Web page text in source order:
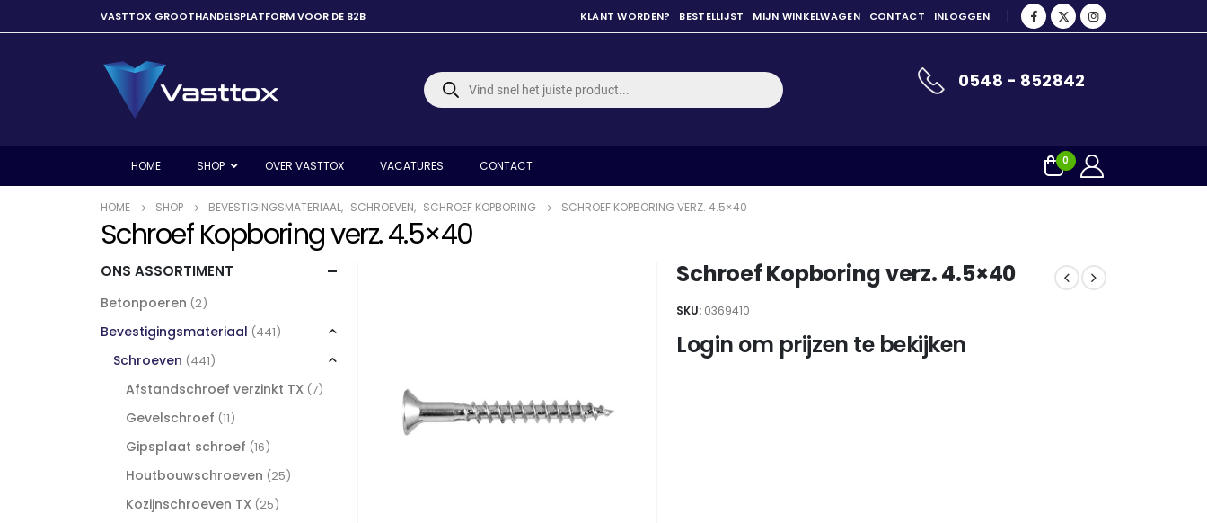
VASTTOX GROOTHANDELSPLATFORM VOOR DE B2B KLANT WORDEN? BESTELLIJST MIJN WINKELWAGEN CONTACT INLOGGEN
Producten
zoeken 0548 - 852842
HOME SHOP OVER VASTTOX VACATURES CONTACT 0
HOME SHOP BEVESTIGINGSMATERIAAL, SCHROEVEN, SCHROEF KOPBORING SCHROEF KOPBORING VERZ. 4.5×40
Schroef Kopboring verz. 4.5×40
Schroef Kopboring verz. 4.5×40
SKU: 0369410
Login om prijzen te bekijken
ONS ASSORTIMENT
Betonpoeren (2)
Bevestigingsmateriaal (441)
Schroeven (441)
Afstandschroef verzinkt TX (7)
Gevelschroef (11)
Gipsplaat schroef (16)
Houtbouwschroeven (25)
Kozijnschroeven TX (25)